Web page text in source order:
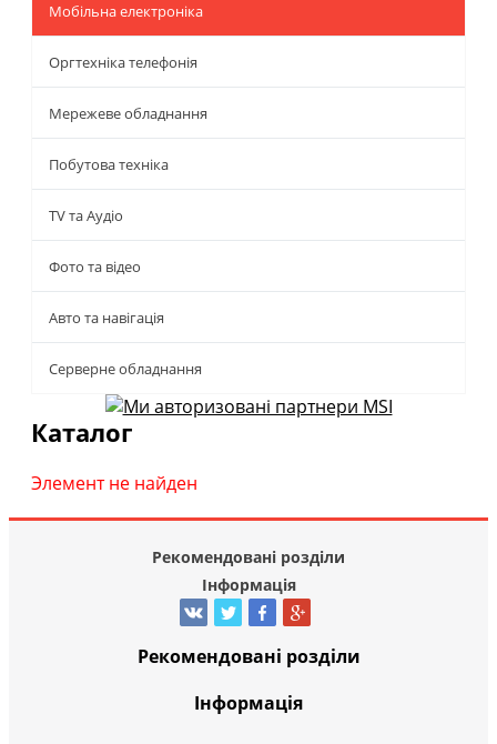
Мобільна електроніка
Оргтехніка телефонія
Мережеве обладнання
Побутова техніка
TV та Аудіо
Фото та відео
Авто та навігація
Серверне обладнання
Каталог
Элемент не найден
Рекомендовані розділи
Інформація
Рекомендовані розділи
Інформація